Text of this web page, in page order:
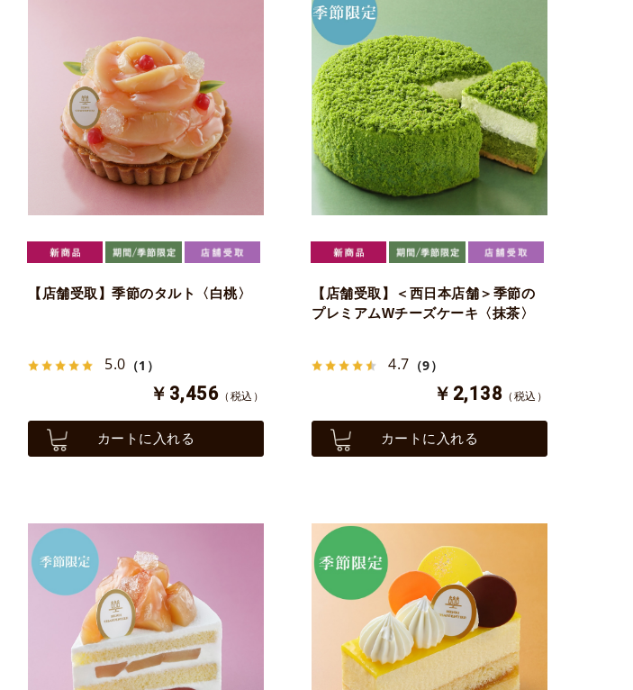
【店舗受取】季節のタルト〈白桃〉
5.0 （1）
￥3,456 （税込）
カートに入れる
【店舗受取】＜西日本店舗＞季節の
プレミアムWチーズケーキ〈抹茶〉
4.7 （9）
￥2,138 （税込）
カートに入れる